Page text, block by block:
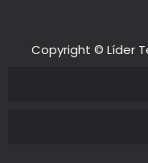
Copyright © Líder